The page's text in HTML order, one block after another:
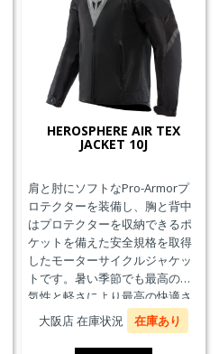
HEROSPHERE AIR TEX
JACKET 10J
肩と肘にソフトなPro-Armorプ
ロテクターを装備し、胸と背中
はプロテクターを収納できるポ
ケットを備えた安全規格を取得
したモーターサイクルジャケッ
トです。暑い季節でも最高の通
気性と軽さにより最高の快適さ
を実現します。
大阪店 在庫状況 在庫あり